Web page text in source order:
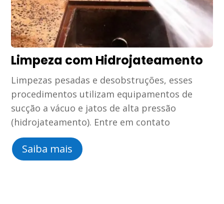
Limpeza com Hidrojateamento
Limpezas pesadas e desobstruções, esses
procedimentos utilizam equipamentos de
sucção a vácuo e jatos de alta pressão
(hidrojateamento). Entre em contato
Saiba mais